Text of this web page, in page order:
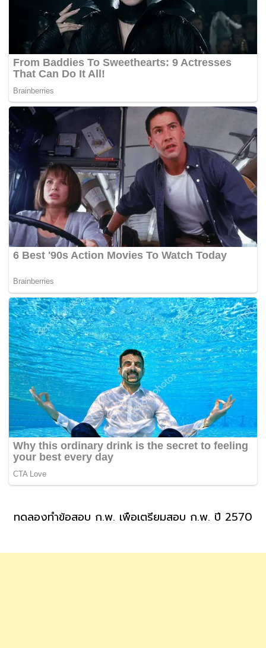
ทดลองทำข้อสอบ ก.พ. เพื่อเตรียมสอบ ก.พ. ปี 2570